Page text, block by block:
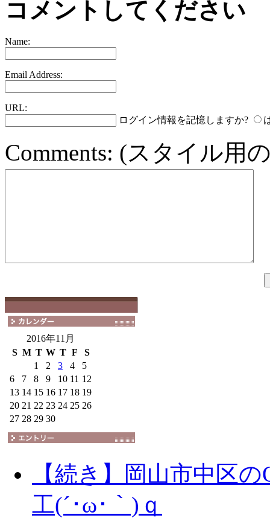
コメントしてください
Name:
Email Address:
URL:
ログイン情報を記憶しますか?
Comments: (スタイル用
2016年11月
S M T W T F
S
1
2 3 4
5
6
7 8 9 10 11 12
13 14 15 16 17 18 19
20 21 22 23 24 25 26
27 28 29 30
【続き】岡山市中区
工(´･ω･｀)ｑ